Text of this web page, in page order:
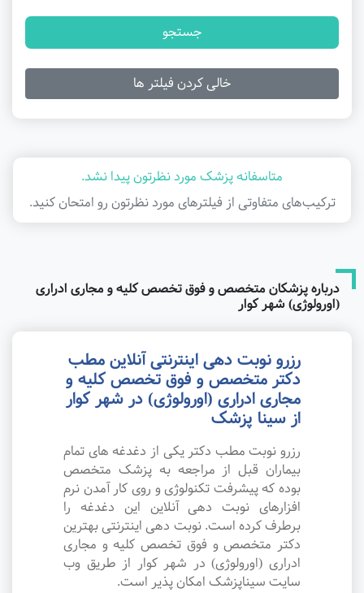
جستجو
خالی کردن فیلتر ها
متاسفانه پزشک مورد نظرتون پیدا نشد.
ترکیب‌های متفاوتی از فیلتر‌های مورد نظرتون رو امتحان کنید.
درباره پزشکان متخصص و فوق تخصص کلیه و مجاری ادراری
(اورولوژی) شهر کوار
رزرو نوبت دهی اینترنتی آنلاین مطب
دکتر متخصص و فوق تخصص کلیه و
مجاری ادراری (اورولوژی) در شهر کوار
از سینا پزشک
رزرو نوبت مطب دکتر یکی از دغدغه های تمام
بیماران قبل از مراجعه به پزشک متخصص
بوده که پیشرفت تکنولوژی و روی کار آمدن نرم
افزارهای نوبت دهی آنلاین این دغدغه را
برطرف کرده است. نوبت دهی اینترنتی بهترین
دکتر متخصص و فوق تخصص کلیه و مجاری
ادراری (اورولوژی) در شهر کوار از طریق وب
سایت سیناپزشک امکان پذیر است.